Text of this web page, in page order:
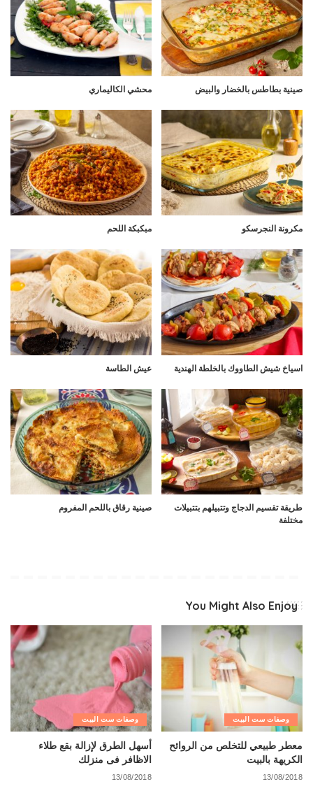
صينية بطاطس بالخضار والبيض محشي الكاليماري
مكرونة النجرسكو مبكبكة اللحم
اسياخ شيش الطاووك بالخلطة الهندية عيش الطاسة
طريقة تقسيم الدجاج وتتبيلهم بتتبيلات
مختلفة
صينية رقاق باللحم المفروم
You Might Also Enjoy
وصفات ست البيت
معطر طبيعي للتخلص من الروائح
الكريهة بالبيت
13/08/2018
وصفات ست البيت
أسهل الطرق لإزالة بقع طلاء
الاظافر فى منزلك
13/08/2018